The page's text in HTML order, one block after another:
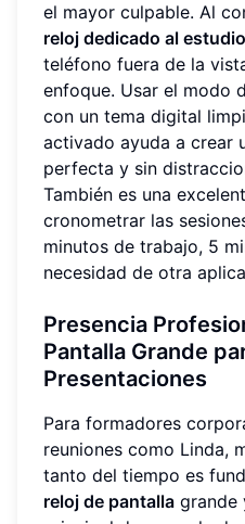
el mayor culpable. Al
reloj dedicado al estudio
teléfono fuera de la
enfoque. Usar el modo
con un tema digital
activado ayuda a crear
perfecta y sin
También es una
cronometrar las
minutos de trabajo, 5
necesidad de otra
Presencia
Pantalla Grande
Presentaciones
Para formadores
reuniones como Linda,
tanto del tiempo es
reloj de pantalla grande